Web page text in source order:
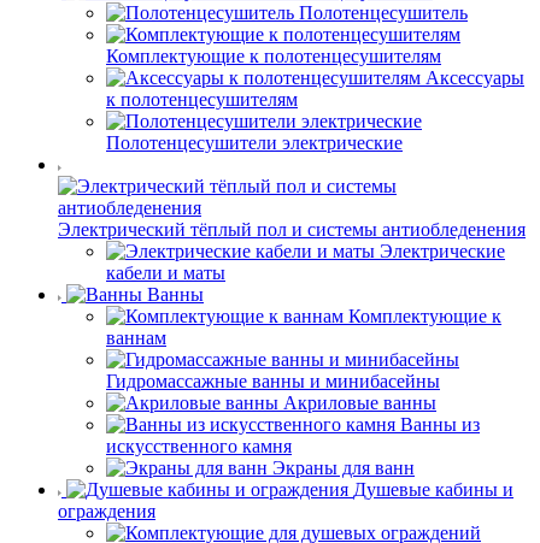
Полотенцесушитель
Комплектующие к полотенцесушителям
Аксессуары
к полотенцесушителям
Полотенцесушители электрические
Электрический тёплый пол и системы антиобледенения
Электрические
кабели и маты
Ванны
Комплектующие к
ваннам
Гидромассажные ванны и минибасейны
Акриловые ванны
Ванны из
искусственного камня
Экраны для ванн
Душевые кабины и
ограждения